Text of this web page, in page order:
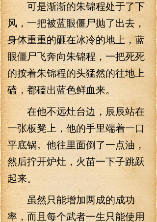
可是渐渐的朱锦程处于了下
风，一把被蓝眼僵尸抛了出去，
身体重重的砸在冰冷的地上，蓝
眼僵尸飞奔向朱锦程，一把死死
的按着朱锦程的头猛然的往地上
磕，都磕出蓝色鲜血来。
在他不远灶台边，辰辰站在
一张板凳上，他的手里端着一口
平底锅。他往里面倒了一点油，
然后拧开炉灶，火苗一下子跳跃
起来。
虽然只能增加两成的成功
率，而且每个武者一生只能使用